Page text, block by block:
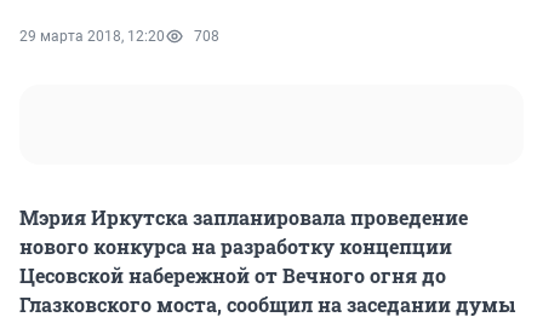
29 марта 2018, 12:20 708
Мэрия Иркутска запланировала проведение
нового конкурса на разработку концепции
Цесовской набережной от Вечного огня до
Глазковского моста, сообщил на заседании думы